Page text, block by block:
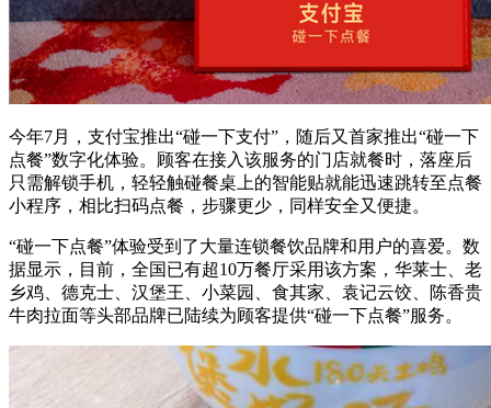
今年7月，支付宝推出“碰一下支付”，随后又首家推出“碰一下
点餐”数字化体验。顾客在接入该服务的门店就餐时，落座后
只需解锁手机，轻轻触碰餐桌上的智能贴就能迅速跳转至点餐
小程序，相比扫码点餐，步骤更少，同样安全又便捷。
“碰一下点餐”体验受到了大量连锁餐饮品牌和用户的喜爱。数
据显示，目前，全国已有超10万餐厅采用该方案，华莱士、老
乡鸡、德克士、汉堡王、小菜园、食其家、袁记云饺、陈香贵
牛肉拉面等头部品牌已陆续为顾客提供“碰一下点餐”服务。